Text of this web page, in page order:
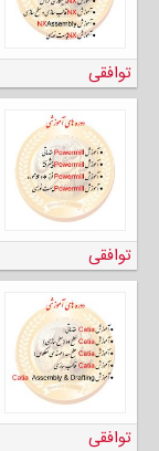
توافقی
توافقی
توافقی